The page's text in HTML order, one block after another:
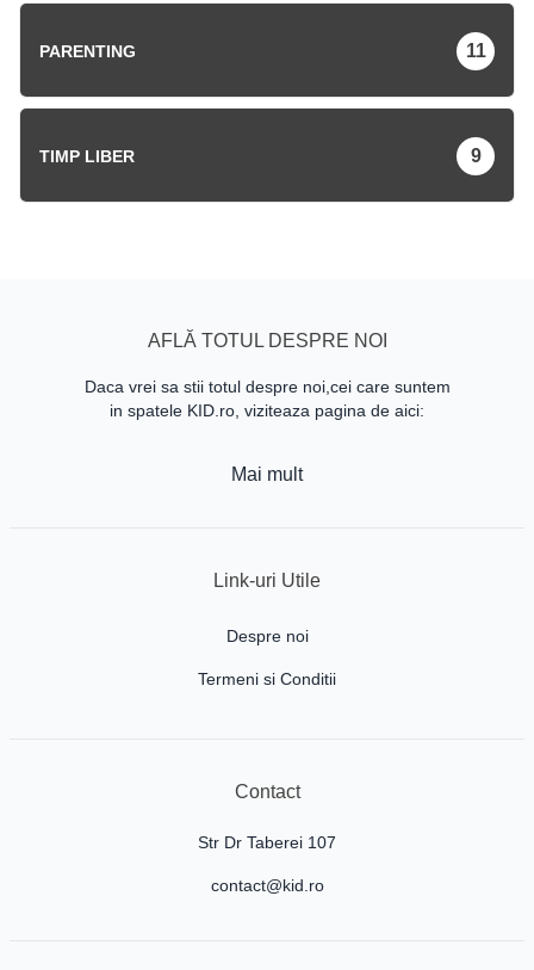
PARENTING 11
TIMP LIBER 9
AFLĂ TOTUL DESPRE NOI
Daca vrei sa stii totul despre noi,cei care suntem
in spatele KID.ro, viziteaza pagina de aici:
Mai mult
Link-uri Utile
Despre noi
Termeni si Conditii
Contact
Str Dr Taberei 107
contact@kid.ro